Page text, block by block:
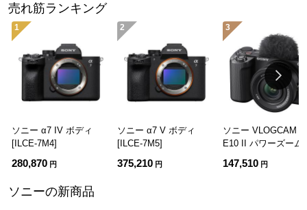
売れ筋ランキング
1
ソニー α7 IV ボディ
[ILCE-7M4]
280,870 円
2
ソニー α7 V ボディ
[ILCE-7M5]
375,210 円
3
ソニー VLOGCAM
E10 II パワーズーム
E10M2K B]
147,510 円
ソニーの新商品